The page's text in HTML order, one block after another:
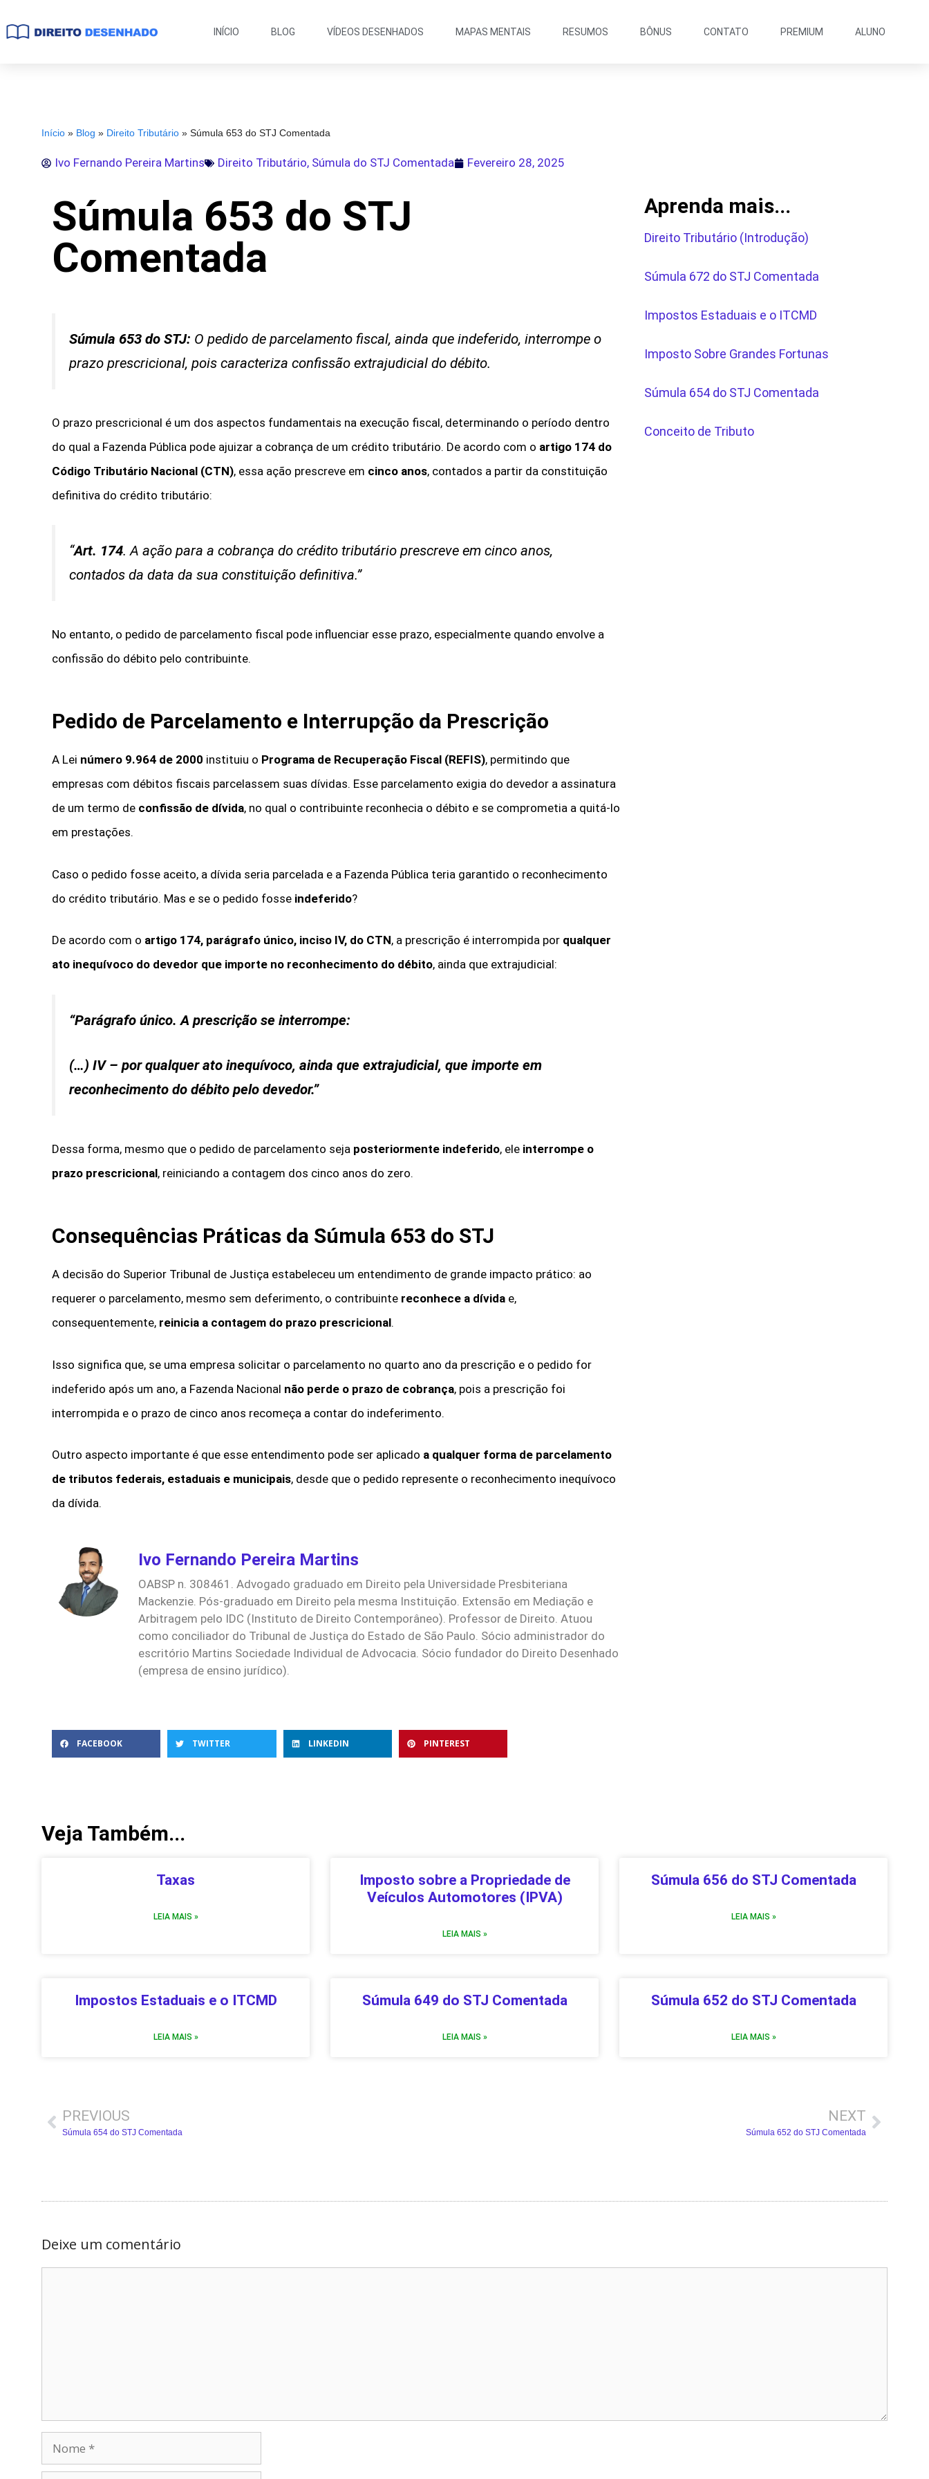
INÍCIO BLOG VÍDEOS DESENHADOS MAPAS MENTAIS RESUMOS BÔNUS CONTATO PREMIUM ALUNO
Início » Blog » Direito Tributário » Súmula 653 do STJ Comentada
Ivo Fernando Pereira Martins Direito Tributário, Súmula do STJ Comentada Fevereiro 28, 2025
Súmula 653 do STJ
Comentada
Súmula 653 do STJ: O pedido de parcelamento fiscal, ainda que indeferido, interrompe o
prazo prescricional, pois caracteriza confissão extrajudicial do débito.
O prazo prescricional é um dos aspectos fundamentais na execução fiscal, determinando o período dentro
do qual a Fazenda Pública pode ajuizar a cobrança de um crédito tributário. De acordo com o artigo 174 do
Código Tributário Nacional (CTN), essa ação prescreve em cinco anos, contados a partir da constituição
definitiva do crédito tributário:
“Art. 174.A ação para a cobrança do crédito tributário prescreve em cinco anos,
contados da data da sua constituição definitiva.”
No entanto, o pedido de parcelamento fiscal pode influenciar esse prazo, especialmente quando envolve a
confissão do débito pelo contribuinte.
Pedido de Parcelamento e Interrupção da Prescrição
A Lei número 9.964 de 2000 instituiu o Programa de Recuperação Fiscal (REFIS), permitindo que
empresas com débitos fiscais parcelassem suas dívidas. Esse parcelamento exigia do devedor a assinatura
de um termo de confissão de dívida, no qual o contribuinte reconhecia o débito e se comprometia a quitá-lo
em prestações.
Caso o pedido fosse aceito, a dívida seria parcelada e a Fazenda Pública teria garantido o reconhecimento
do crédito tributário. Mas e se o pedido fosse indeferido?
De acordo com o artigo 174, parágrafo único, inciso IV, do CTN, a prescrição é interrompida por qualquer
ato inequívoco do devedor que importe no reconhecimento do débito, ainda que extrajudicial:
“Parágrafo único. A prescrição se interrompe:
(…) IV – por qualquer ato inequívoco, ainda que extrajudicial, que importe em
reconhecimento do débito pelo devedor.”
Dessa forma, mesmo que o pedido de parcelamento seja posteriormente indeferido, ele interrompe o
prazo prescricional, reiniciando a contagem dos cinco anos do zero.
Consequências Práticas da Súmula 653 do STJ
A decisão do Superior Tribunal de Justiça estabeleceu um entendimento de grande impacto prático: ao
requerer o parcelamento, mesmo sem deferimento, o contribuinte reconhece a dívida e,
consequentemente, reinicia a contagem do prazo prescricional.
Isso significa que, se uma empresa solicitar o parcelamento no quarto ano da prescrição e o pedido for
indeferido após um ano, a Fazenda Nacional não perde o prazo de cobrança, pois a prescrição foi
interrompida e o prazo de cinco anos recomeça a contar do indeferimento.
Outro aspecto importante é que esse entendimento pode ser aplicado a qualquer forma de parcelamento
de tributos federais, estaduais e municipais, desde que o pedido represente o reconhecimento inequívoco
da dívida.
Ivo Fernando Pereira Martins
OABSP n. 308461. Advogado graduado em Direito pela Universidade Presbiteriana
Mackenzie. Pós-graduado em Direito pela mesma Instituição. Extensão em Mediação e
Arbitragem pelo IDC (Instituto de Direito Contemporâneo). Professor de Direito. Atuou
como conciliador do Tribunal de Justiça do Estado de São Paulo. Sócio administrador do
escritório Martins Sociedade Individual de Advocacia. Sócio fundador do Direito Desenhado
(empresa de ensino jurídico).
FACEBOOK TWITTER LINKEDIN PINTEREST
Aprenda mais...
Direito Tributário (Introdução)
Súmula 672 do STJ Comentada
Impostos Estaduais e o ITCMD
Imposto Sobre Grandes Fortunas
Súmula 654 do STJ Comentada
Conceito de Tributo
Veja Também...
Taxas
LEIA MAIS »
Imposto sobre a Propriedade de
Veículos Automotores (IPVA)
LEIA MAIS »
Súmula 656 do STJ Comentada
LEIA MAIS »
Impostos Estaduais e o ITCMD
LEIA MAIS »
Súmula 649 do STJ Comentada
LEIA MAIS »
Súmula 652 do STJ Comentada
LEIA MAIS »
PREVIOUS
Súmula 654 do STJ Comentada
NEXT
Súmula 652 do STJ Comentada
Deixe um comentário